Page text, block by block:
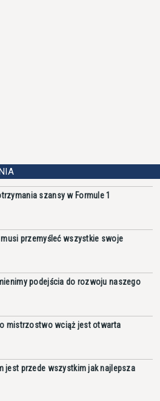
szansy w Formule 1
musi przemyśleć wszystkie swoje
podejścia do rozwoju naszego
o mistrzostwo wciąż jest otwarta
jest przede wszystkim jak najlepsza